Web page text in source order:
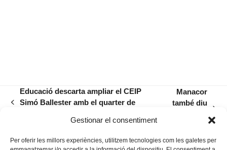
Gestionar el consentiment
Per oferir les millors experiències, utilitzem tecnologies com les galetes per
previous
Educació descarta ampliar el CEIP
Simó Ballester amb el quarter de
Manacor
també diu